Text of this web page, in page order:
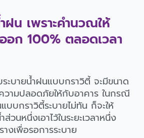
ฝน เพราะคำนวณให้
อก 100% ตลอดเวลา
ะบายน้ำฝนแบบกราวิตี้ จะมีขนาด
ามปลอดภัยให้กับอาคาร ในกรณี
บบกราวิตี้ระบายไม่ทัน ก็จะให้
วนหนึ่งเอาไว้ในระยะเวลาหนึ่ง
างเพื่อรอการระบาย